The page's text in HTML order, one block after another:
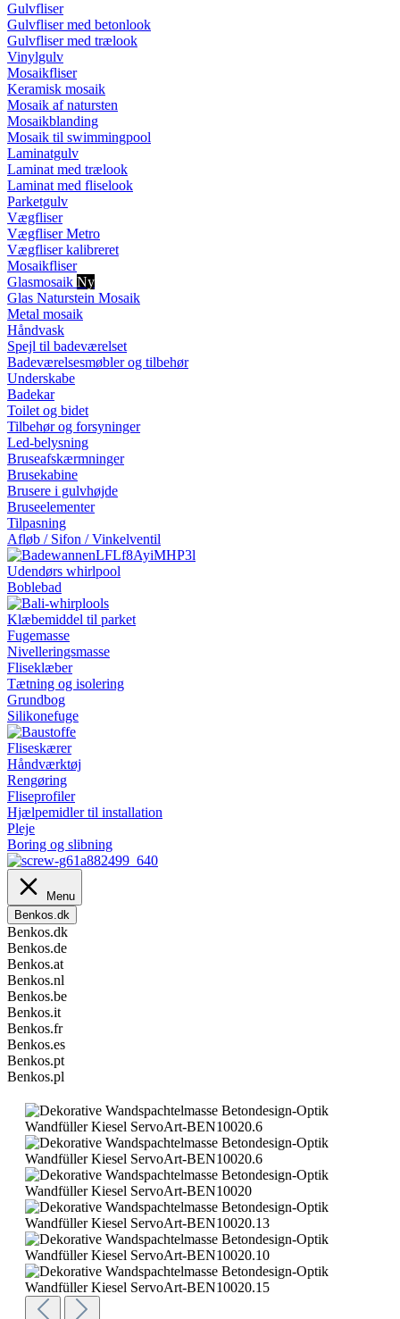
Gulvfliser
Gulvfliser med betonlook
Gulvfliser med trælook
Vinylgulv
Mosaikfliser
Keramisk mosaik
Mosaik af natursten
Mosaikblanding
Mosaik til swimmingpool
Laminatgulv
Laminat med trælook
Laminat med fliselook
Parketgulv
Vægfliser
Vægfliser Metro
Vægfliser kalibreret
Mosaikfliser
Glasmosaik Ny
Glas Naturstein Mosaik
Metal mosaik
Håndvask
Spejl til badeværelset
Badeværelsesmøbler og tilbehør
Underskabe
Badekar
Toilet og bidet
Tilbehør og forsyninger
Led-belysning
Bruseafskærmninger
Brusekabine
Brusere i gulvhøjde
Bruseelementer
Tilpasning
Afløb / Sifon / Vinkelventil
Udendørs whirlpool
Boblebad
Klæbemiddel til parket
Fugemasse
Nivelleringsmasse
Fliseklæber
Tætning og isolering
Grundbog
Silikonefuge
Fliseskærer
Håndværktøj
Rengøring
Fliseprofiler
Hjælpemidler til installation
Pleje
Boring og slibning
Menu
Benkos.dk
Benkos.dk
Benkos.de
Benkos.at
Benkos.nl
Benkos.be
Benkos.it
Benkos.fr
Benkos.es
Benkos.pt
Benkos.pl